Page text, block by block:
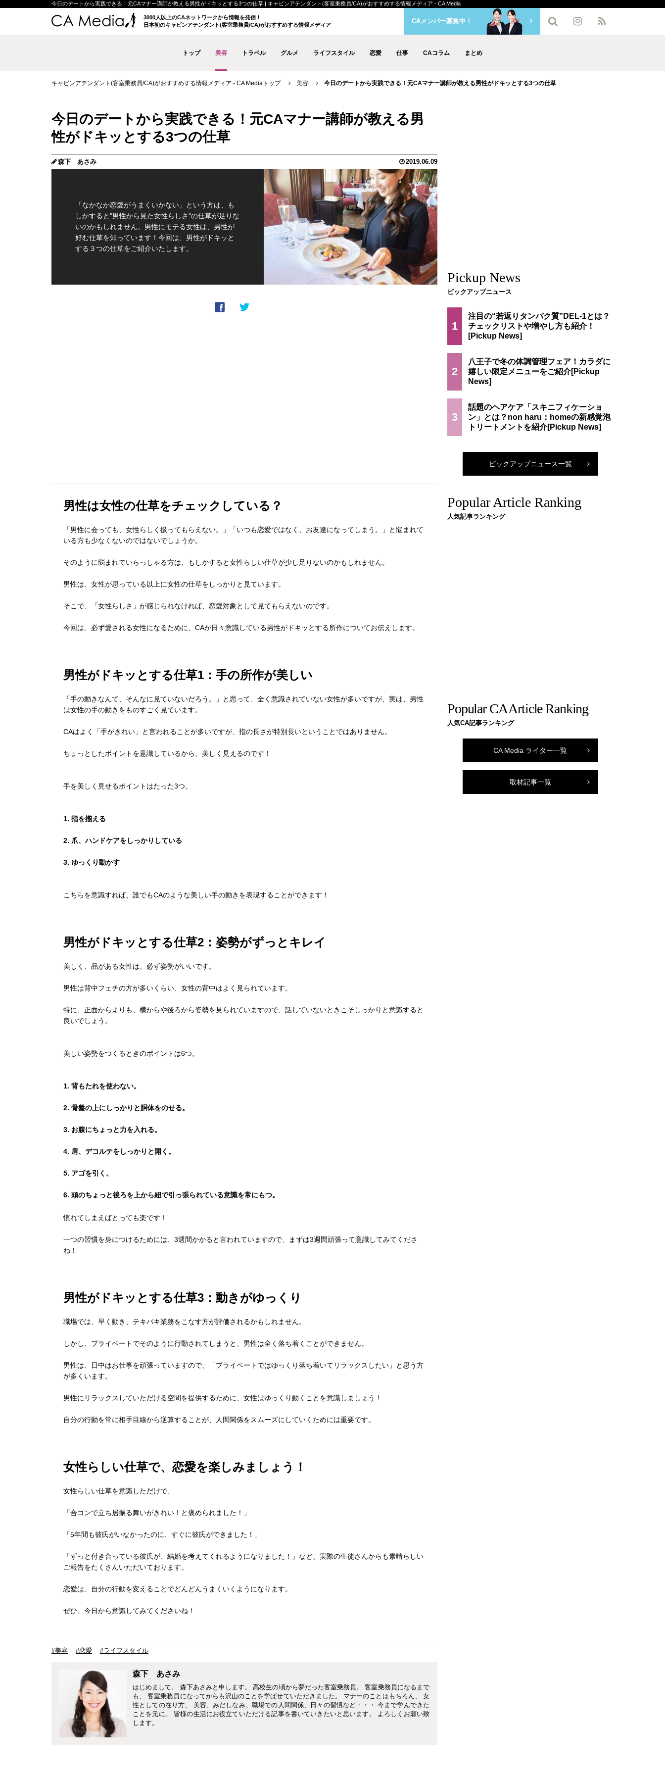
今日のデートから実践できる！元CAマナー講師が教える男性がドキッとする3つの仕草 | キャビンアテンダント(客室乗務員/CA)がおすすめする情報メディア - CA Media
3000人以上のCAネットワークから情報を発信！
日本初のキャビンアテンダント(客室乗務員/CA)がおすすめする情報メディア
トップ 美容 トラベル グルメ ライフスタイル 恋愛 仕事 CAコラム まとめ
CAメンバー募集中！
キャビンアテンダント(客室乗務員/CA)がおすすめする情報メディア - CA Mediaトップ 美容 今日のデートから実践できる！元CAマナー講師が教える男性がドキッとする3つの仕草
今日のデートから実践できる！元CAマナー講師が教える男
性がドキッとする3つの仕草
森下 あさみ 2019.06.09
「なかなか恋愛がうまくいかない」という方は、も
しかすると"男性から見た女性らしさ"の仕草が足りな
いのかもしれません。男性にモテる女性は、男性が
好む仕草を知っています！今回は、男性がドキッと
する３つの仕草をご紹介いたします。
男性は女性の仕草をチェックしている？
「男性に会っても、女性らしく扱ってもらえない。」「いつも恋愛ではなく、お友達になってしまう。」と悩まれて
いる方も少なくないのではないでしょうか。
そのように悩まれていらっしゃる方は、もしかすると女性らしい仕草が少し足りないのかもしれません。
男性は、女性が思っている以上に女性の仕草をしっかりと見ています。
そこで、「女性らしさ」が感じられなければ、恋愛対象として見てもらえないのです。
今回は、必ず愛される女性になるために、CAが日々意識している男性がドキッとする所作についてお伝えします。
男性がドキッとする仕草1：手の所作が美しい
「手の動きなんて、そんなに見ていないだろう。」と思って、全く意識されていない女性が多いですが、実は、男性
は女性の手の動きをものすごく見ています。
CAはよく「手がきれい」と言われることが多いですが、指の長さが特別長いということではありません。
ちょっとしたポイントを意識しているから、美しく見えるのです！
手を美しく見せるポイントはたった3つ。
1. 指を揃える
2. 爪、ハンドケアをしっかりしている
3. ゆっくり動かす
こちらを意識すれば、誰でもCAのような美しい手の動きを表現することができます！
男性がドキッとする仕草2：姿勢がずっとキレイ
美しく、品がある女性は、必ず姿勢がいいです。
男性は背中フェチの方が多いくらい、女性の背中はよく見られています。
特に、正面からよりも、横からや後ろから姿勢を見られていますので、話していないときこそしっかりと意識すると
良いでしょう。
美しい姿勢をつくるときのポイントは6つ。
1. 背もたれを使わない。
2. 骨盤の上にしっかりと胴体をのせる。
3. お腹にちょっと力を入れる。
4. 肩、デコルテをしっかりと開く。
5. アゴを引く。
6. 頭のちょっと後ろを上から紐で引っ張られている意識を常にもつ。
慣れてしまえばとっても楽です！
一つの習慣を身につけるためには、3週間かかると言われていますので、まずは3週間頑張って意識してみてくださ
ね！
男性がドキッとする仕草3：動きがゆっくり
職場では、早く動き、テキパキ業務をこなす方が評価されるかもしれません。
しかし、プライベートでそのように行動されてしまうと、男性は全く落ち着くことができません。
男性は、日中はお仕事を頑張っていますので、「プライベートではゆっくり落ち着いてリラックスしたい」と思う方
が多くいます。
男性にリラックスしていただける空間を提供するために、女性はゆっくり動くことを意識しましょう！
自分の行動を常に相手目線から逆算することが、人間関係をスムーズにしていくためには重要です。
女性らしい仕草で、恋愛を楽しみましょう！
女性らしい仕草を意識しただけで、
「合コンで立ち居振る舞いがきれい！と褒められました！」
「5年間も彼氏がいなかったのに、すぐに彼氏ができました！」
「ずっと付き合っている彼氏が、結婚を考えてくれるようになりました！」など、実際の生徒さんからも素晴らしい
ご報告をたくさんいただいております。
恋愛は、自分の行動を変えることでどんどんうまくいくようになります。
ぜひ、今日から意識してみてくださいね！
#美容 #恋愛 #ライフスタイル
森下 あさみ
はじめまして。 森下あさみと申します。 高校生の頃から夢だった客室乗務員。 客室乗務員になるまで
も、 客室乗務員になってからも沢山のことを学ばせていただきました。 マナーのことはもちろん、 女
性としての在り方、 美容、みだしなみ、職場での人間関係、日々の習慣など・・・ 今まで学んできた
ことを元に、 皆様の生活にお役立ていただける記事を書いていきたいと思います。 よろしくお願い致
します。
Pickup News
ピックアップニュース
1
注目の“若返りタンパク質”DEL-1とは？
チェックリストや増やし方も紹介！
2
八王子で冬の体調管理フェア！カラダに
嬉しい限定メニューをご紹介
3
話題のヘアケア「スキニフィケーショ
ン」とは？non haru：homeの新感覚泡
トリートメントを紹介
ピックアップニュース一覧
Popular Article Ranking
人気記事ランキング
Popular CA Article Ranking
人気CA記事ランキング
CA Media ライター一覧
取材記事一覧